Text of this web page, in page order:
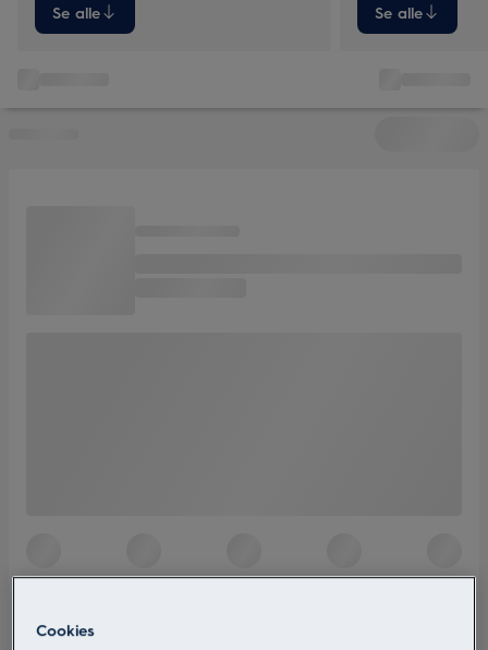
Se alle Se alle
Cookies